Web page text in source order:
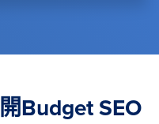
Budget SEO